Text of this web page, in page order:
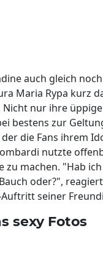
auch gleich
Maria Rypa kurz
nur ihre
bestens zur
die Fans ihrem
nutzte
zu machen. "Hab
oder?",
seiner
sexy Fotos